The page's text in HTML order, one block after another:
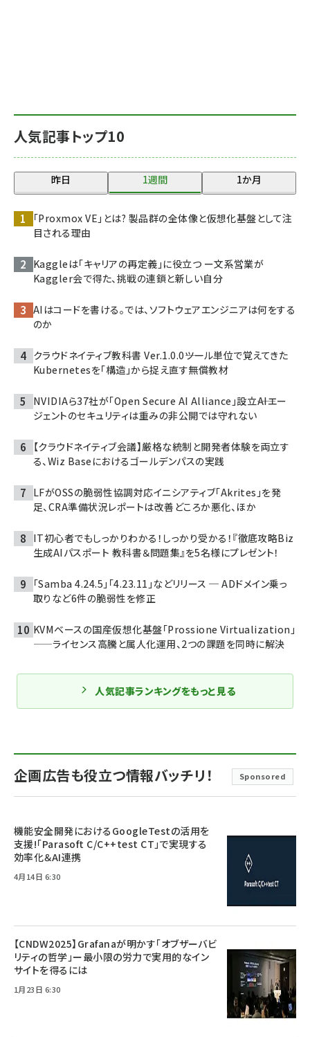
企画広告も役立つ情報バッチリ！ Sponsored
機能安全開発におけるGoogleTestの活用を
支援!「Parasoft C/C++test CT」で実現する
効率化＆AI連携
4月14日 6:30
【CNDW2025】Grafanaが明かす「オブザーバビ
リティの哲学」ー最小限の労力で実用的なイン
サイトを得るには
1月23日 6:30
人気記事トップ10
昨日 1週間 1か月
「Proxmox VE」とは? 製品群の全体像と仮想化基盤として注
目される理由
Kaggleは「キャリアの再定義」に役立つ ー文系営業が
Kaggler会で得た、挑戦の連鎖と新しい自分
AIはコードを書ける。では、ソフトウェアエンジニアは何をする
のか
クラウドネイティブ教科書 Ver.1.0.0――ツール単位で覚えてきた
Kubernetesを「構造」から捉え直す無償教材
NVIDIAら37社が「Open Secure AI Alliance」設立――AIエー
ジェントのセキュリティは重みの非公開では守れない
【クラウドネイティブ会議】厳格な統制と開発者体験を両立す
る、Wiz Baseにおけるゴールデンパスの実践
LFがOSSの脆弱性協調対応イニシアティブ「Akrites」を発
足、CRA準備状況レポートは改善どころか悪化、ほか
IT初心者でもしっかりわかる！しっかり受かる！『徹底攻略Biz
生成AIパスポート 教科書＆問題集』を5名様にプレゼント！
「Samba 4.24.5」「4.23.11」などリリース ─ ADドメイン乗っ
取りなど6件の脆弱性を修正
KVMベースの国産仮想化基盤「Prossione Virtualization」
——ライセンス高騰と属人化運用、2つの課題を同時に解決
人気記事ランキングをもっと見る